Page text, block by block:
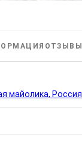
ОТЗЫВЫ
майолика, Россия